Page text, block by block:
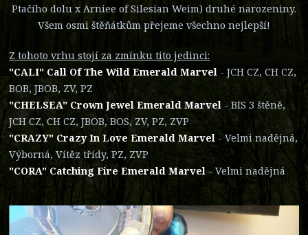
Ptačího dolu x Arniee of Silesian Weim) druhé narozeniny.
Všem osmi štěňátkům přejeme všechno nejlepší!
Z tohoto vrhu stojí za zmínku tito jedinci:
"CALI" Call Of The Wild Emerald Marvel - JCH CZ, CH CZ,
BOB, JBOB, ZV, PZ
"CHELSEA" Crown Jewel Emerald Marvel- BIS 3 štěně,
JCH CZ, CH CZ, JBOB, BOS, ZV, PZ, ZVP
"CRAZY" Crazy In Love Emerald Marvel - Velmi nadějná,
Výborná, Vítěz třídy, PZ, ZVP
"CORA" Catching Fire Emerald Marvel- Velmi nadějná